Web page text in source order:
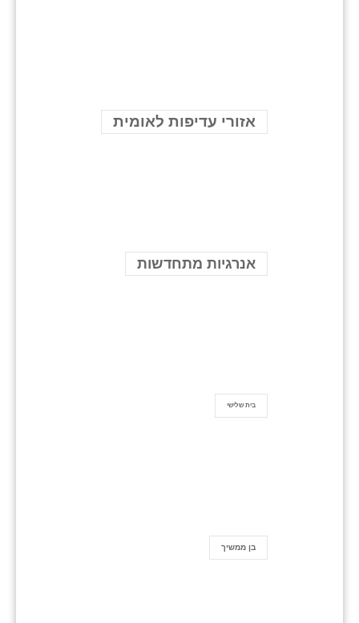
אזורי עדיפות לאומית
אנרגיות מתחדשות
בית שלישי
בן ממשיך